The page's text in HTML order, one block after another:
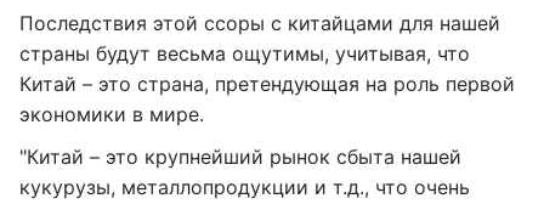
Последствия этой ссоры с китайцами для нашей
страны будут весьма ощутимы, учитывая, что
Китай – это страна, претендующая на роль первой
экономики в мире.
"Китай – это крупнейший рынок сбыта нашей
кукурузы, металлопродукции и т.д., что очень